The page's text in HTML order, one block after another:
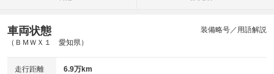
車両状態
（ＢＭＷＸ１ 愛知県）
装備略号／用語解説
走行距離 6.9万km